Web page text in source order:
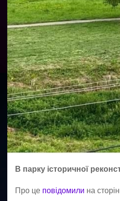
В парку історичної
Про це повідомили на